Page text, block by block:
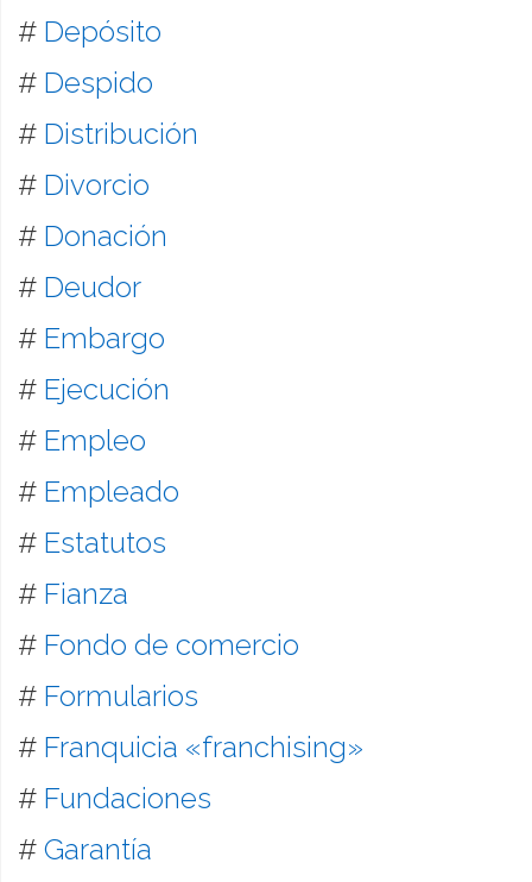
# Depósito
# Despido
# Distribución
# Divorcio
# Donación
# Deudor
# Embargo
# Ejecución
# Empleo
# Empleado
# Estatutos
# Fianza
# Fondo de comercio
# Formularios
# Franquicia «franchising»
# Fundaciones
# Garantía